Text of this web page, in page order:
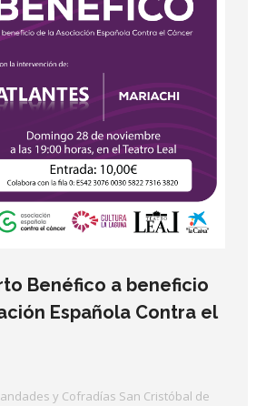
Benéfico a beneficio
Española Contra el
y Cofradías San Cristóbal de